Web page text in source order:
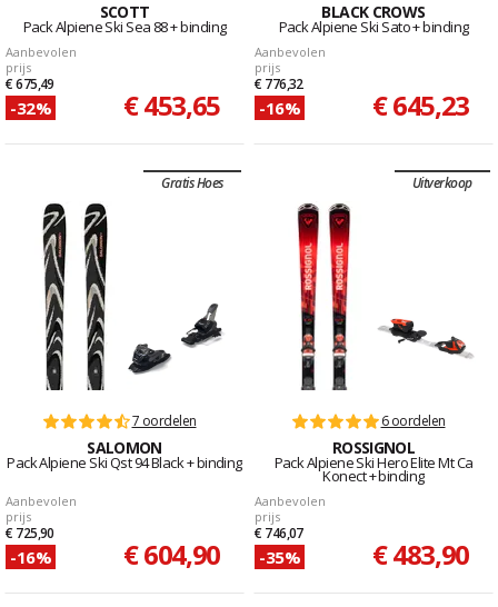
SCOTT
Pack Alpiene Ski Sea 88 + binding
Aanbevolen
prijs
€ 675,49
-32% € 453,65
BLACK CROWS
Pack Alpiene Ski Sato + binding
Aanbevolen
prijs
€ 776,32
-16% € 645,23
Gratis Hoes
7 oordelen
SALOMON
Pack Alpiene Ski Qst 94 Black + binding
Aanbevolen
prijs
€ 725,90
-16% € 604,90
Uitverkoop
6 oordelen
ROSSIGNOL
Pack Alpiene Ski Hero Elite Mt Ca
Konect + binding
Aanbevolen
prijs
€ 746,07
-35% € 483,90